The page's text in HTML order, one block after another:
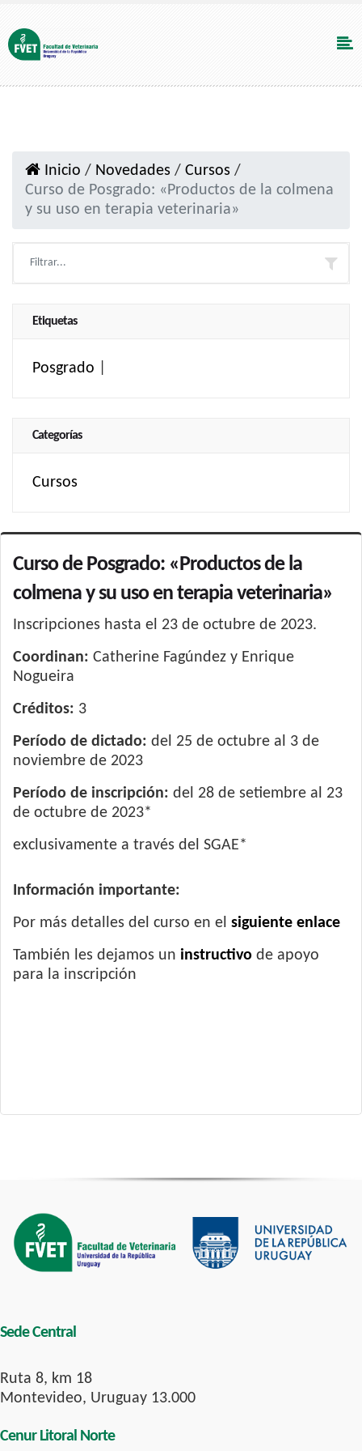
Inicio / Novedades / Cursos /
Curso de Posgrado: «Productos de la colmena
y su uso en terapia veterinaria»
Etiquetas
Posgrado
Categorías
Cursos
Curso de Posgrado: «Productos de la
colmena y su uso en terapia veterinaria»
Inscripciones hasta el 23 de octubre de 2023.
Coordinan: Catherine Fagúndez y Enrique
Nogueira
Créditos: 3
Período de dictado: del 25 de octubre al 3 de
noviembre de 2023
Período de inscripción: del 28 de setiembre al 23
de octubre de 2023*
exclusivamente a través del SGAE*
Información importante:
Por más detalles del curso en el siguiente enlace
También les dejamos un instructivo de apoyo
para la inscripción
Sede Central
Ruta 8, km 18
Montevideo, Uruguay 13.000
Cenur Litoral Norte